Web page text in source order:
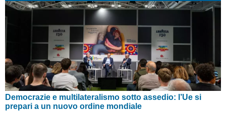
Democrazie e multilateralismo sotto assedio: l’Ue si
prepari a un nuovo ordine mondiale